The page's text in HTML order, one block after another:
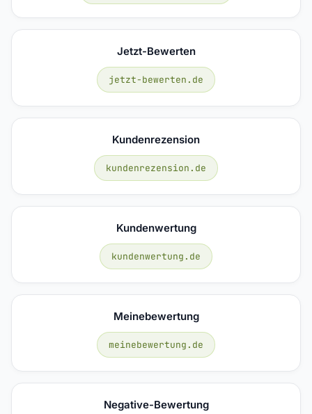
Jetzt-Bewerten
jetzt-bewerten.de
Kundenrezension
kundenrezension.de
Kundenwertung
kundenwertung.de
Meinebewertung
meinebewertung.de
Negative-Bewertung